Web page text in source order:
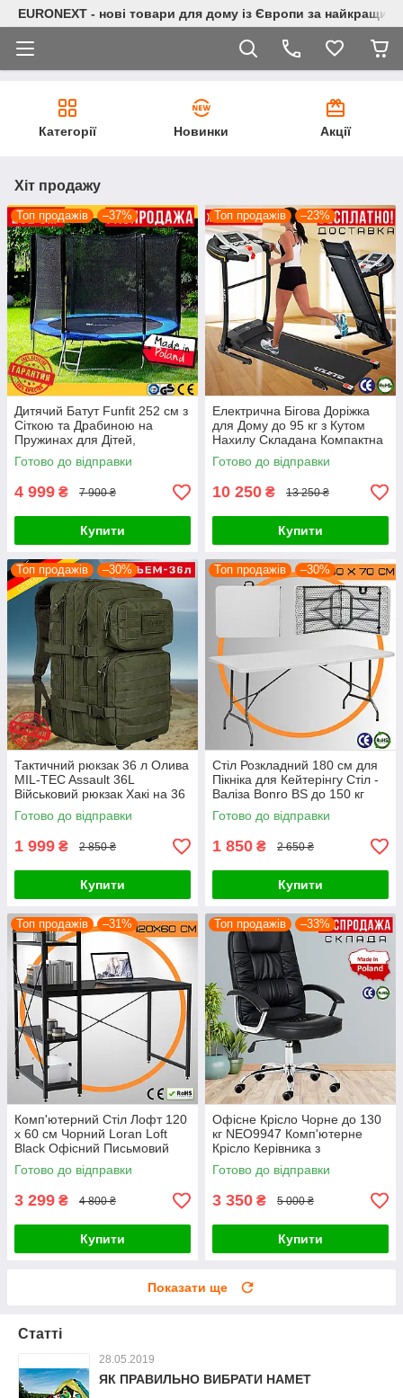
EURONEXT - нові товари для дому із Європи за
Категорії Новинки Акції
Хіт продажу
Топ продажів –37%
Дитячий Батут Funfit 252 см з
Сіткою та Драбиною на
Пружинах для Дітей,
Спортивний Складаний Батут
для Стрибків
Готово до відправки
4 999 ₴ 7 900 ₴
Купити
Топ продажів –23%
Електрична Бігова Доріжка
для Дому до 95 кг з Кутом
Нахилу Складана Компактна
Atleto A9
Готово до відправки
10 250 ₴ 13 250 ₴
Купити
Топ продажів –30%
Тактичний рюкзак 36 л Олива
MIL-TEC Assault 36L
Військовий рюкзак Хакі на 36
літрів із системою MOLLE
Армійський Штурмовий
Готово до відправки
1 999 ₴ 2 850 ₴
Купити
Топ продажів –30%
Стіл Розкладний 180 см для
Пікніка для Кейтерінгу Стіл -
Валіза Bonro BS до 150 кг
Білий
Готово до відправки
1 850 ₴ 2 650 ₴
Купити
Топ продажів –31%
Комп'ютерний Стіл Лофт 120
x 60 см Чорний Loran Loft
Black Офісний Письмовий
Стіл з Боковими Полицями
Польща
Готово до відправки
3 299 ₴ 4 800 ₴
Купити
Топ продажів –33%
Офісне Крісло Чорне до 130
кг NEO9947 Комп'ютерне
Крісло Керівника з
Механізмом Гойдання TILT
Поворотне на Коліщатках
Готово до відправки
3 350 ₴ 5 000 ₴
Купити
Показати ще
Статті
28.05.2019
ЯК ПРАВИЛЬНО ВИБРАТИ НАМЕТ